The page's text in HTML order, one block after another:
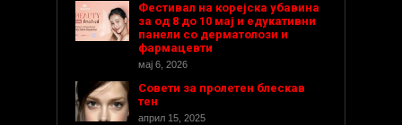
Фестивал на корејска убавина
за од 8 до 10 мај и едукативни
панели со дерматолози и
фармацевти
мај 6, 2026
Совети за пролетен блескав
тен
април 15, 2025